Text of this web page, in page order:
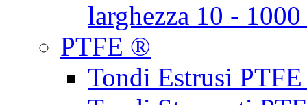
larghezza 10 -
PTFE ®
Tondi Estrusi